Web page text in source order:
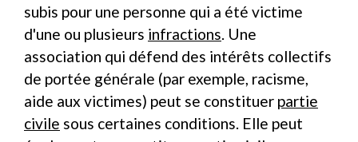
subis pour une personne qui a été victime
d'une ou plusieurs infractions. Une
association qui défend des intérêts collectifs
de portée générale (par exemple, racisme,
aide aux victimes) peut se constituer partie
civile sous certaines conditions. Elle peut